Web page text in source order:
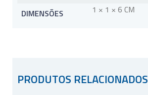
DIMENSÕES
1 × 1 × 6 CM
PRODUTOS RELACIONADOS